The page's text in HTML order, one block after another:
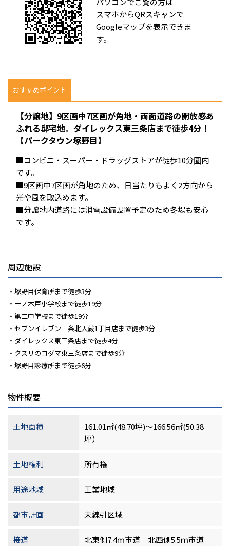
スマホからQRスキャンで
Googleマップを表示できま
す。
おすすめポイント
【分譲地】9区画中7区画が角地・両面道路の開放感あ
ふれる邸宅地。ダイレックス東三条店まで徒歩4分！
【パークタウン塚野目】
■コンビニ・スーパー・ドラッグストアが徒歩10分圏内
です。
■9区画中7区画が角地のため、日当たりもよく2方向から
光や風を取込めます。
■分譲地内道路には消雪設備設置予定のため冬場も安心
です。
周辺施設
塚野目保育所まで徒歩3分
一ノ木戸小学校まで徒歩19分
第二中学校まで徒歩19分
セブンイレブン三条北入蔵1丁目店まで徒歩3分
ダイレックス東三条店まで徒歩4分
クスリのコダマ東三条店まで徒歩9分
塚野目診療所まで徒歩6分
物件概要
土地面積
161.01㎡(48.70坪)～166.56㎡(50.38
坪）
土地権利 所有権
用途地域 工業地域
都市計画 未線引区域
接道
北東側7.4ｍ市道 北西側5.5ｍ市道